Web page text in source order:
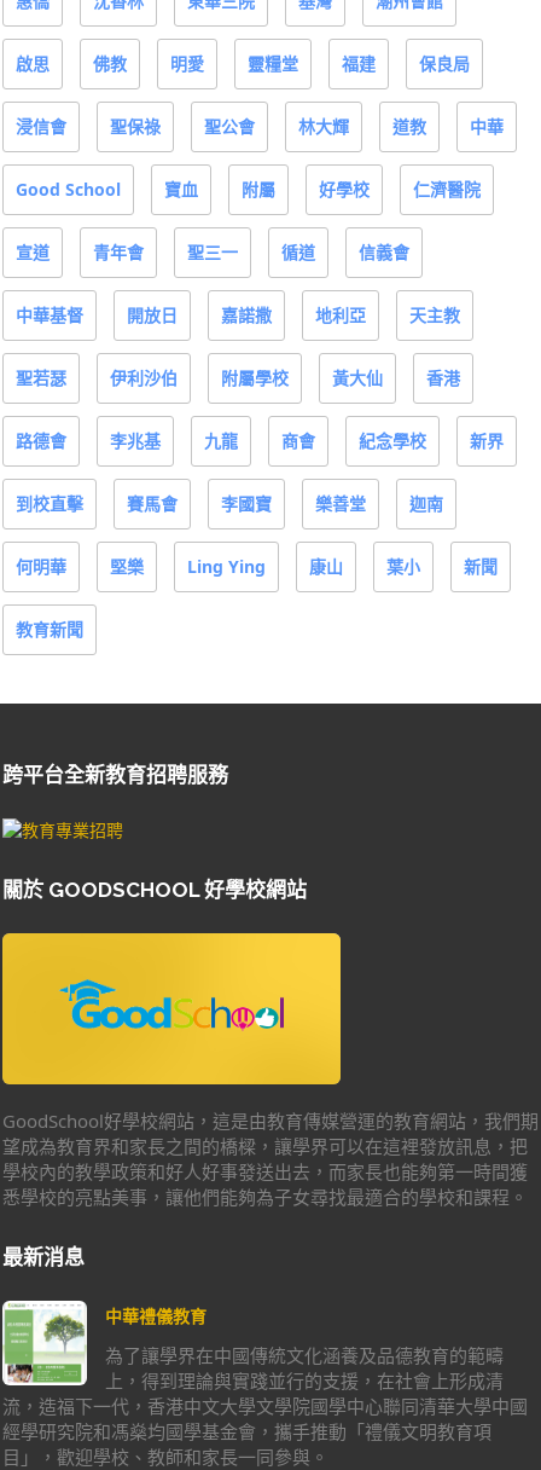
啟思 佛教 明愛 靈糧堂 福建 保良局
浸信會 聖保祿 聖公會 林大輝 道教 中華
Good School 寶血 附屬 好學校 仁濟醫院
宣道 青年會 聖三一 循道 信義會
中華基督 開放日 嘉諾撒 地利亞 天主教
聖若瑟 伊利沙伯 附屬學校 黃大仙 香港
路德會 李兆基 九龍 商會 紀念學校 新界
到校直擊 賽馬會 李國寶 樂善堂 迦南
何明華 堅樂 Ling Ying 康山 葉小 新聞
教育新聞
跨平台全新教育招聘服務
關於 GOODSCHOOL 好學校網站
GoodSchool好學校網站，這是由教育傳媒營運的教育網站，我們期
望成為教育界和家長之間的橋樑，讓學界可以在這裡發放訊息，把
學校內的教學政策和好人好事發送出去，而家長也能夠第一時間獲
悉學校的亮點美事，讓他們能夠為子女尋找最適合的學校和課程。
最新消息
中華禮儀教育
為了讓學界在中國傳統文化涵養及品德教育的範疇
上，得到理論與實踐並行的支援，在社會上形成清
流，造福下一代，香港中文大學文學院國學中心聯同清華大學中國
經學研究院和馮燊均國學基金會，攜手推動「禮儀文明教育項
目」，歡迎學校、教師和家長一同參與。